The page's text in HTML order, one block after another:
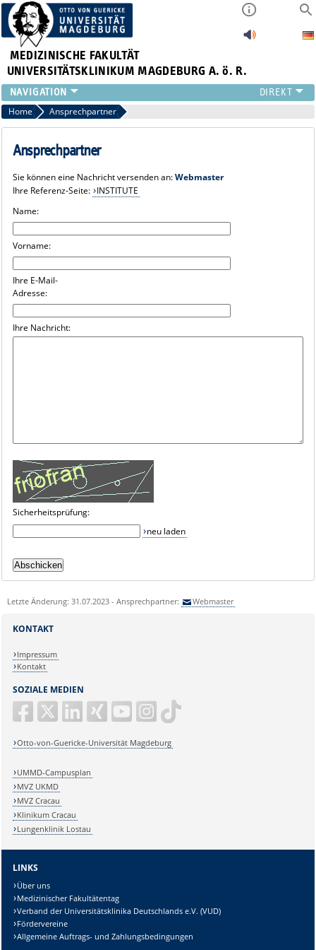
MEDIZINISCHE FAKULTÄT
UNIVERSITÄTSKLINIKUM MAGDEBURG A. ö. R.
INSTITUTE
KLINIKEN
ZENTRALE EINRICHTUNGEN
PRESSE
INTERNATIONAL
INTRANET
Home Ansprechpartner
Ansprechpartner
Sie können eine Nachricht versenden an:Webmaster
Ihre Referenz-Seite: INSTITUTE
Name:
Vorname:
Ihre E-Mail-
Adresse:
Ihre Nachricht:
Sicherheitsprüfung:
neu laden
Letzte Änderung: 31.07.2023 - Ansprechpartner: Webmaster
SOZIALE MEDIEN
Otto-von-Guericke-Universität Magdeburg
KONTAKT
Impressum
Kontakt
UMMD-Campusplan
MVZ UKMD
MVZ Cracau
Klinikum Cracau
Lungenklinik Lostau
LINKS
Über uns
Medizinischer Fakultätentag
Verband der Universitätsklinika Deutschlands e.V. (VUD)
Fördervereine
Allgemeine Auftrags- und Zahlungsbedingungen